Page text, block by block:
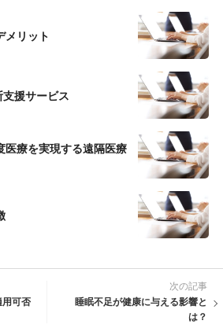
メリット
援サービス
医療を実現する遠隔医療
可否
次の記事
睡眠不足が健康に与える影響と
は？